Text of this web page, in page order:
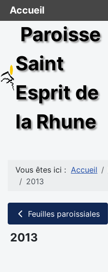
Paroisse
Saint
Esprit de
la Rhune
Vous êtes ici : Accueil
2013
Feuilles paroissiales
2013
Accueil